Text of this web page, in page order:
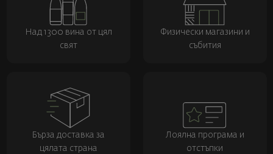
Над 1300 вина от цял
свят
Физически магазини и
събития
Бърза доставка за
цялата страна
Лоялна програма и
отстъпки